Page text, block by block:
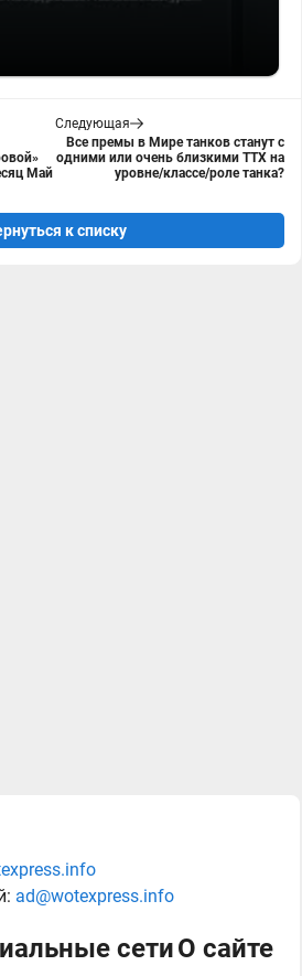
Май
Следующая
Все премы в Мире танков станут с
одними или очень близкими ТТХ на
уровне/классе/роле танка?
к списку
ad@wotexpress.info
сетиО сайте